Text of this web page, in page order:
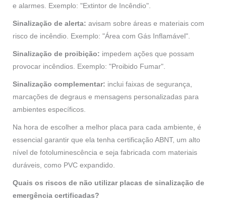
e alarmes. Exemplo: "Extintor de Incêndio".
Sinalização de alerta: avisam sobre áreas e materiais com
risco de incêndio. Exemplo: "Área com Gás Inflamável".
Sinalização de proibição: impedem ações que possam
provocar incêndios. Exemplo: "Proibido Fumar".
Sinalização complementar: inclui faixas de segurança,
marcações de degraus e mensagens personalizadas para
ambientes específicos.
Na hora de escolher a melhor placa para cada ambiente, é
essencial garantir que ela tenha certificação ABNT, um alto
nível de fotoluminescência e seja fabricada com materiais
duráveis, como PVC expandido.
Quais os riscos de não utilizar placas de sinalização de
emergência certificadas?